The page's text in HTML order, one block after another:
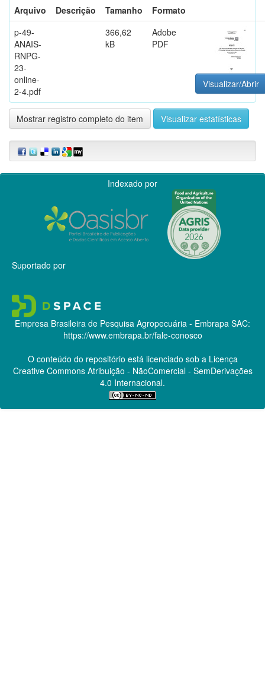
Arquivo
Descrição Tamanho
Formato
p-49-
ANAIS-
RNPG-
23-
online-
2-4.pdf
366,62
kB
Adobe
PDF
Visualizar/Abrir
Mostrar registro completo do item Visualizar estatísticas
Indexado por
Suportado por
Empresa Brasileira de Pesquisa Agropecuária - Embrapa SAC:
https://www.embrapa.br/fale-conosco
O conteúdo do repositório está licenciado sob a Licença
Creative CommonsAtribuição - NãoComercial - SemDerivações
4.0 Internacional.